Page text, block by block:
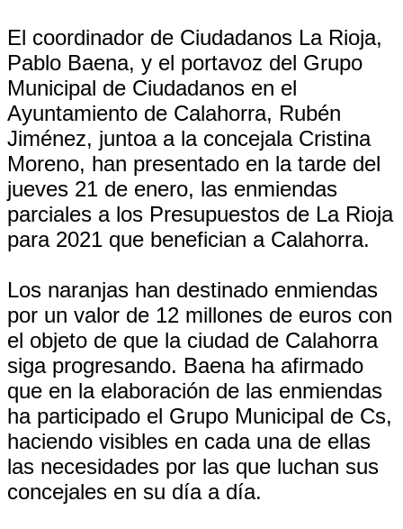
El coordinador de Ciudadanos La Rioja,
Pablo Baena, y el portavoz del Grupo
Municipal de Ciudadanos en el
Ayuntamiento de Calahorra, Rubén
Jiménez, juntoa a la concejala Cristina
Moreno, han presentado en la tarde del
jueves 21 de enero, las enmiendas
parciales a los Presupuestos de La Rioja
para 2021 que benefician a Calahorra.
Los naranjas han destinado enmiendas
por un valor de 12 millones de euros con
el objeto de que la ciudad de Calahorra
siga progresando. Baena ha afirmado
que en la elaboración de las enmiendas
ha participado el Grupo Municipal de Cs,
haciendo visibles en cada una de ellas
las necesidades por las que luchan sus
concejales en su día a día.